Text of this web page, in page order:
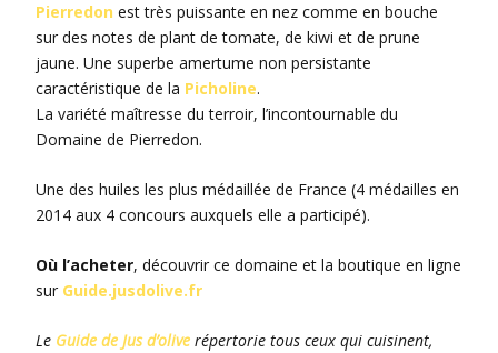
Pierredon est très puissante en nez comme en bouche
sur des notes de plant de tomate, de kiwi et de prune
jaune. Une superbe amertume non persistante
caractéristique de la Picholine.
La variété maîtresse du terroir, l’incontournable du
Domaine de Pierredon.
Une des huiles les plus médaillée de France (4 médailles en
2014 aux 4 concours auxquels elle a participé).
Où l’acheter, découvrir ce domaine et la boutique en ligne
sur Guide.jusdolive.fr
Le Guide de Jus d’olive répertorie tous ceux qui cuisinent,